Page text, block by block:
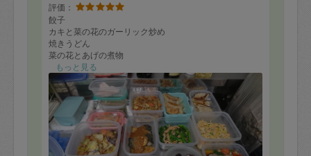
評価：
餃子
カキと菜の花のガーリック炒め
焼きうどん
菜の花とあげの煮物
白滝とひじきと人参の煮物
さば味噌煮
チーズタッカルビ
コールスロー
浅漬け
なすのマリネ
棒々鶏
大根の煮物
もっと見る